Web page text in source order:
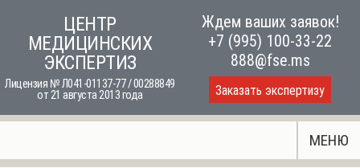
content
ЦЕНТР
МЕДИЦИНСКИХ
ЭКСПЕРТИЗ
Лицензия № Л041-01137-77 / 00288849
от 21 августа 2013 года
Ждем ваших заявок!
+7 (995) 100-33-22
888@fse.ms
Заказать экспертизу
МЕНЮ